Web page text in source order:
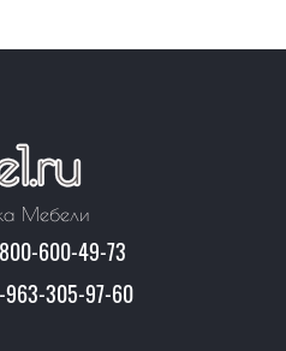
Мебели
600-49-73
963-305-97-60